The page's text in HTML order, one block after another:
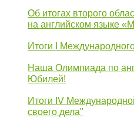
Об итогах второго
на английском языке
Итоги I
Наша Олимпиада по
Юбилей!
Итоги IV
своего дела"